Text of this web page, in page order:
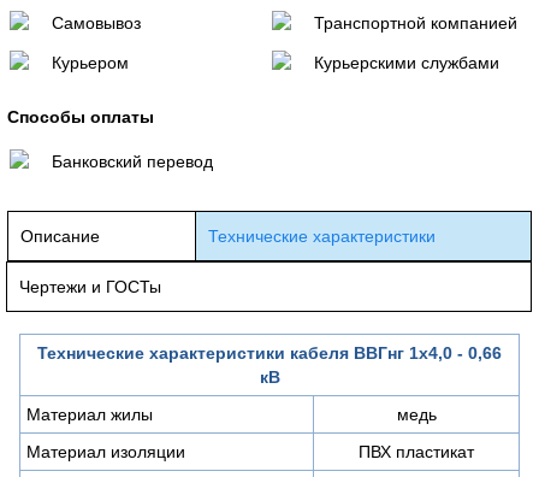
Самовывоз
Курьером
Транспортной компанией
Курьерскими службами
Способы оплаты
Банковский перевод
Описание Технические характеристики
Чертежи и ГОСТы
Технические характеристики кабеля ВВГнг 1х4,0 - 0,66
кВ
Материал жилы
медь
Материал изоляции
ПВХ пластикат